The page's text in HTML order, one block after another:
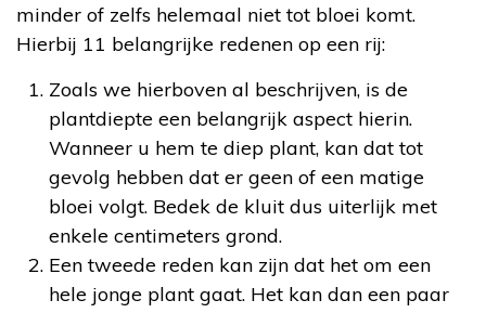
minder of zelfs helemaal niet tot bloei komt.
Hierbij 11 belangrijke redenen op een rij:
Zoals we hierboven al beschrijven, is de
plantdiepte een belangrijk aspect hierin.
Wanneer u hem te diep plant, kan dat tot
gevolg hebben dat er geen of een matige
bloei volgt. Bedek de kluit dus uiterlijk met
enkele centimeters grond.
Een tweede reden kan zijn dat het om een
hele jonge plant gaat. Het kan dan een paar